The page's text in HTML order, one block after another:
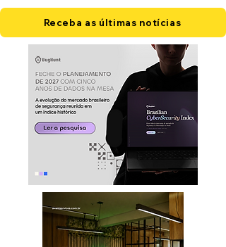
Receba as últimas notícias